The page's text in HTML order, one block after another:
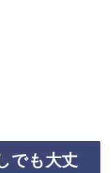
でも大丈